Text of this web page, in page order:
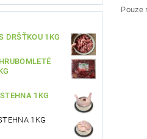
DRŠŤKOU 1KG
1KG
1KG
Pouze